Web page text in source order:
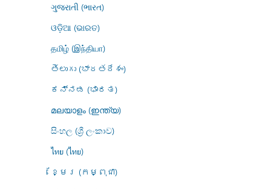
ગુજરાતી (ભારત)
ଓଡ଼ିଆ (ଭାରତ)
தமிழ் (இந்தியா)
తెలుగు (భారతదేశం)
ಕನ್ನಡ (ಭಾರತ)
മലയാളം (ഇന്ത്യ)
සිංහල (ශ්‍රී ලංකාව)
ไทย (ไทย)
ខ្មែរ (កម្ពុជា)